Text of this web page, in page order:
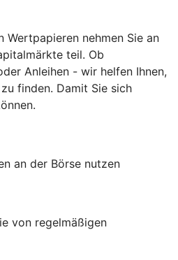
Wertpapieren nehmen Sie an
teil. Ob
Anleihen - wir helfen Ihnen,
finden. Damit Sie sich
an der Börse nutzen
von regelmäßigen